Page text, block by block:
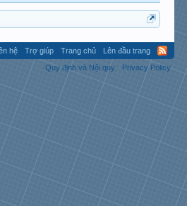
hệ Trợ giúp Trang chủ
Lên đầu trang
Quy định và Nội quy
Privacy Policy